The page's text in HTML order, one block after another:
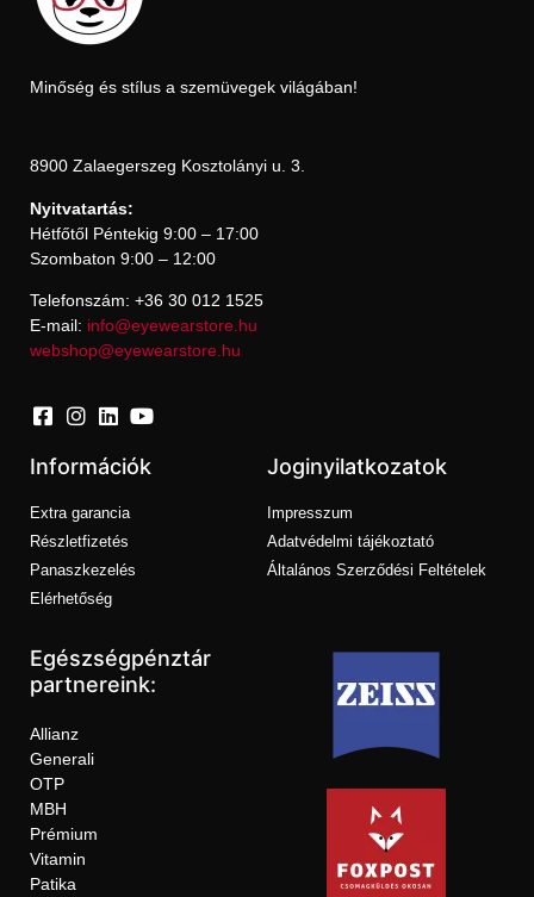
Minőség és stílus a szemüvegek világában!
8900 Zalaegerszeg Kosztolányi u. 3.
Nyitvatartás:
Hétfőtől Péntekig 9:00 – 17:00
Szombaton 9:00 – 12:00
Telefonszám: +36 30 012 1525
E-mail: info@eyewearstore.hu
webshop@eyewearstore.hu
Információk
Extra garancia
Részletfizetés
Panaszkezelés
Elérhetőség
Joginyilatkozatok
Impresszum
Adatvédelmi tájékoztató
Általános Szerződési Feltételek
Egészségpénztár
partnereink:
Allianz
Generali
OTP
MBH
Prémium
Vitamin
Patika